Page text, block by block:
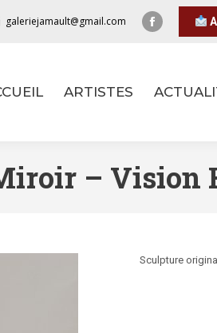
galeriejamault@gmail.com
ARTISTES
– Vision
Sculpture